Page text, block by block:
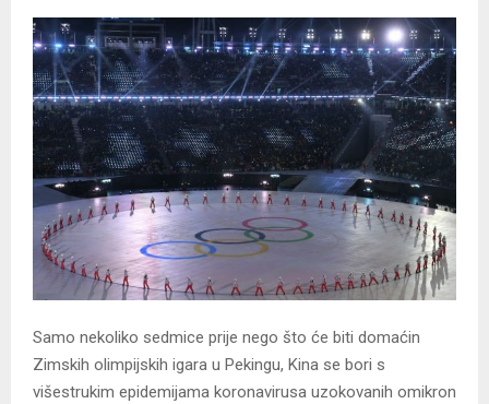
Samo nekoliko sedmice prije nego što će biti domaćin
Zimskih olimpijskih igara u Pekingu, Kina se bori s
višestrukim epidemijama koronavirusa uzokovanih omikron